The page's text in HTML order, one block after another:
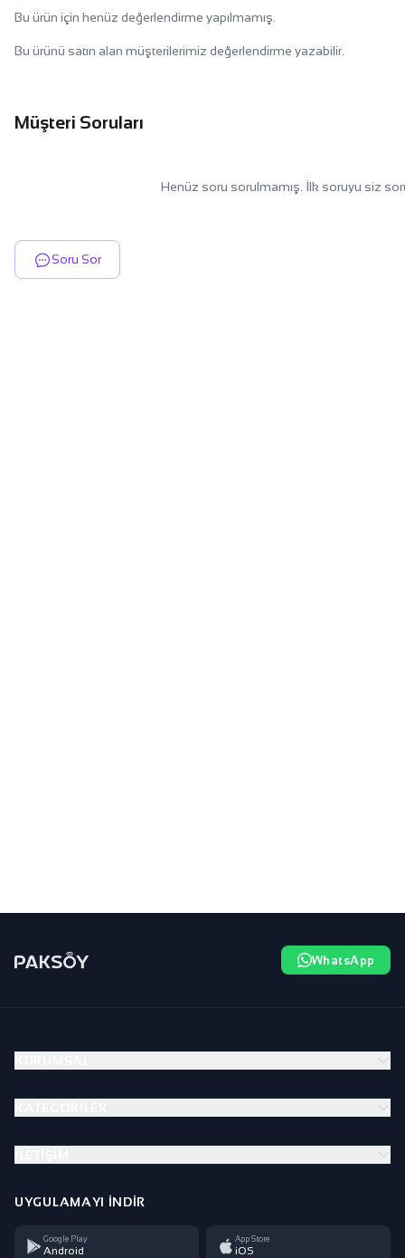
Bu ürün için henüz değerlendirme yapılmamış.
Bu ürünü satın alan müşterilerimiz değerlendirme yazabilir.
Müşteri Soruları
Henüz soru sorulmamış. İlk soruyu siz
Soru Sor
WhatsApp
UYGULAMAYI İNDIR
Google Play
Android
App Store
iOS